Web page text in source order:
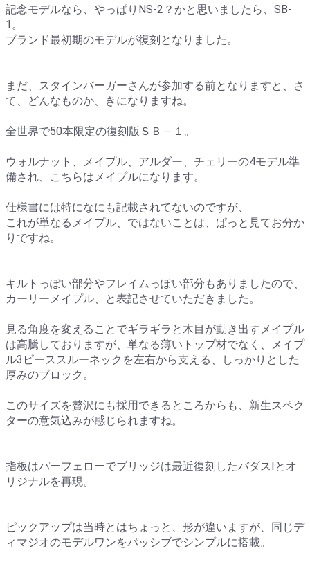
記念モデルなら、やっぱりNS-2？かと思いましたら、SB-
1。
ブランド最初期のモデルが復刻となりました。
まだ、スタインバーガーさんが参加する前となりますと、さ
て、どんなものか、きになりますね。
全世界で50本限定の復刻版ＳＢ－１。
ウォルナット、メイプル、アルダー、チェリーの4モデル準
備され、こちらはメイプルになります。
仕様書には特になにも記載されてないのですが、
これが単なるメイプル、ではないことは、ぱっと見てお分か
りですね。
キルトっぽい部分やフレイムっぽい部分もありましたので、
カーリーメイプル、と表記させていただきました。
見る角度を変えることでギラギラと木目が動き出すメイプル
は高騰しておりますが、単なる薄いトップ材でなく、メイプ
ル3ピーススルーネックを左右から支える、しっかりとした
厚みのブロック。
このサイズを贅沢にも採用できるところからも、新生スペク
ターの意気込みが感じられますね。
指板はパーフェローでブリッジは最近復刻したバダスIとオ
リジナルを再現。
ピックアップは当時とはちょっと、形が違いますが、同じデ
ィマジオのモデルワンをパッシブでシンプルに搭載。